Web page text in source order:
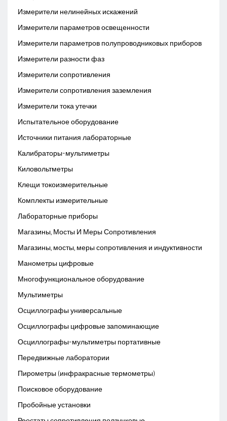
Измерители нелинейных искажений
Измерители параметров освещенности
Измерители параметров полупроводниковых приборов
Измерители разности фаз
Измерители сопротивления
Измерители сопротивления заземления
Измерители тока утечки
Испытательное оборудование
Источники питания лабораторные
Калибраторы-мультиметры
Киловольтметры
Клещи токоизмерительные
Комплекты измерительные
Лабораторные приборы
Магазины, Мосты И Меры Сопротивления
Магазины, мосты, меры сопротивления и индуктивности
Манометры цифровые
Многофункциональное оборудование
Мультиметры
Осциллографы универсальные
Осциллографы цифровые запоминающие
Осциллографы-мультиметры портативные
Передвижные лаборатории
Пирометры (инфракрасные термометры)
Поисковое оборудование
Пробойные установки